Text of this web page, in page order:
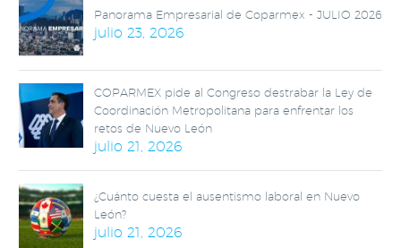
Panorama Empresarial de Coparmex - JULIO 2026
julio 23, 2026
COPARMEX pide al Congreso destrabar la Ley de
Coordinación Metropolitana para enfrentar los
retos de Nuevo León
julio 21, 2026
¿Cuánto cuesta el ausentismo laboral en Nuevo
León?
julio 21, 2026